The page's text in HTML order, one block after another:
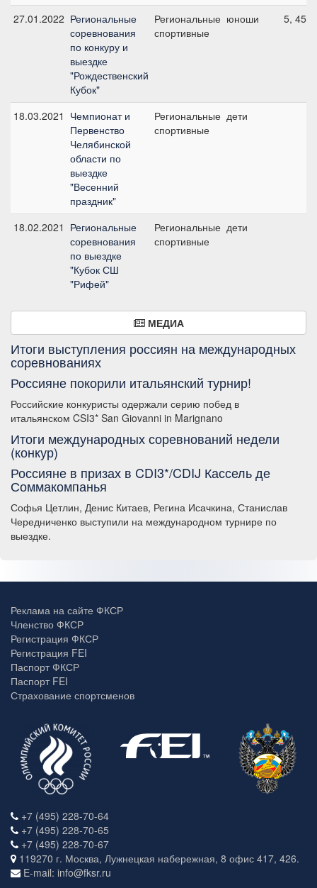
27.01.2022 Региональные
соревнования
по конкуру и
выездке
"Рождественский
Кубок"
Региональные
спортивные
юноши 5, 45
18.03.2021 Чемпионат и
Первенство
Челябинской
области по
выездке
"Весенний
праздник"
Региональные
спортивные
дети
18.02.2021 Региональные
соревнования
по выездке
"Кубок СШ
"Рифей"
Региональные
спортивные
дети
МЕДИА
Итоги выступления россиян на международных
соревнованиях
Россияне покорили итальянский турнир!
Российские конкуристы одержали серию побед в
итальянском CSI3* San Giovanni in Marignano
Итоги международных соревнований недели
(конкур)
Россияне в призах в CDI3*/CDIJ Кассель де
Соммакомпанья
Софья Цетлин, Денис Китаев, Регина Исачкина, Станислав
Чередниченко выступили на международном турнире по
выездке.
Реклама на сайте ФКСР
Членство ФКСР
Регистрация ФКСР
Регистрация FEI
Паспорт ФКСР
Паспорт FEI
Страхование спортсменов
+7 (495) 228-70-64
+7 (495) 228-70-65
+7 (495) 228-70-67
119270 г. Москва, Лужнецкая набережная, 8 офис 417, 426.
E-mail: info@fksr.ru